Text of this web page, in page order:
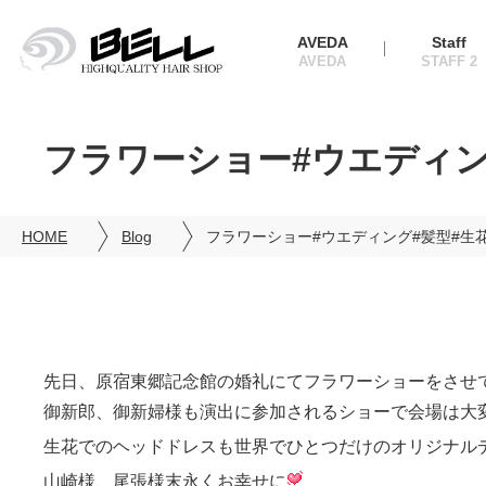
AVEDA Staff
フラワーショー#ウエディ
HOME Blog フラワーショー#ウエディング#髪型#生
先日、原宿東郷記念館の婚礼にてフラワーショーをさせ
御新郎、御新婦様も演出に参加されるショーで会場は大
生花でのヘッドドレスも世界でひとつだけのオリジナル
山崎様、尾張様末永くお幸せに